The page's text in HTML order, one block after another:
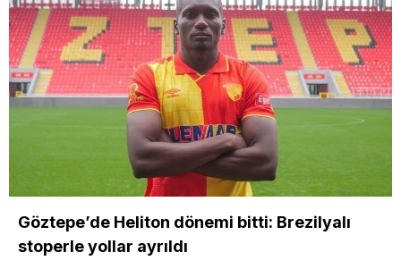
Göztepe’de Heliton dönemi bitti: Brezilyalı
stoperle yollar ayrıldı